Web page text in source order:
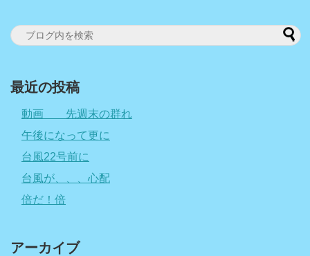
最近の投稿
動画 先週末の群れ
午後になって更に
台風22号前に
台風が、、、心配
倍だ！倍
アーカイブ